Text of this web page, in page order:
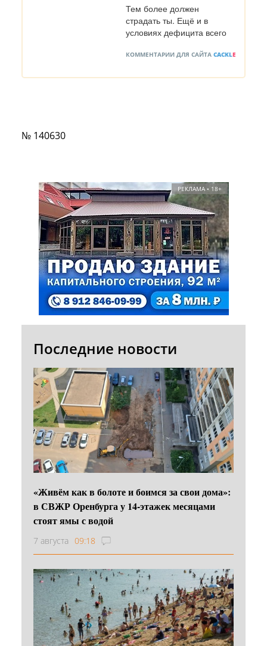
Тем более должен
страдать ты. Ещё и в
условиях дефицита всего
КОММЕНТАРИИ ДЛЯ САЙТА CACKLE
№ 140630
РЕКЛАМА • 18+
Последние новости
«Живём как в болоте и боимся за свои дома»:
в СВЖР Оренбурга у 14-этажек месяцами
стоят ямы с водой
7 августа 09:18